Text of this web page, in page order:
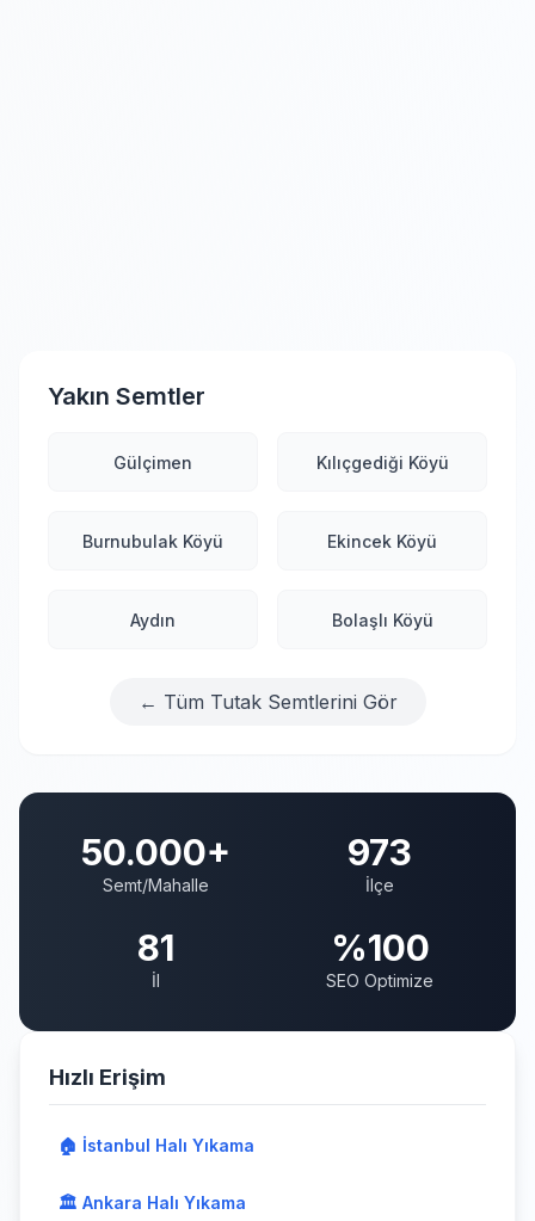
Yakın Semtler
Gülçimen Kılıçgediği Köyü
Burnubulak Köyü Ekincek Köyü
Aydın Bolaşlı Köyü
← Tüm Tutak Semtlerini Gör
50.000+
Semt/Mahalle
973
İlçe
81
İl
%100
SEO Optimize
Hızlı Erişim
🏠 İstanbul Halı Yıkama
🏛️ Ankara Halı Yıkama